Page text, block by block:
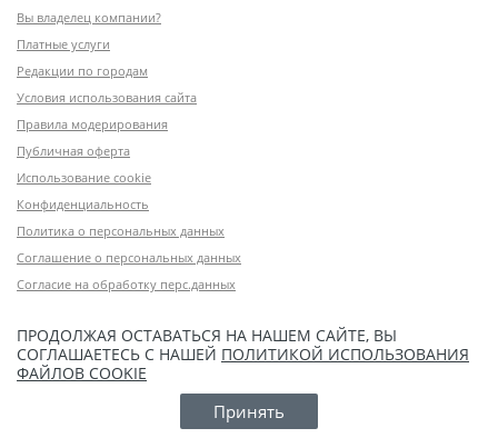
Вы владелец компании?
Платные услуги
Редакции по городам
Условия использования сайта
Правила модерирования
Публичная оферта
Использование cookie
Конфиденциальность
Политика о персональных данных
Соглашение о персональных данных
Согласие на обработку перс.данных
ПРОДОЛЖАЯ ОСТАВАТЬСЯ НА НАШЕМ САЙТЕ, ВЫ
СОГЛАШАЕТЕСЬ С НАШЕЙ ПОЛИТИКОЙ ИСПОЛЬЗОВАНИЯ
ФАЙЛОВ COOKIE
Принять